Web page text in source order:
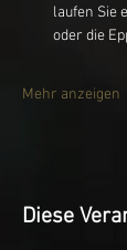
laufen Sie
oder die
Mehr anzeigen
Diese